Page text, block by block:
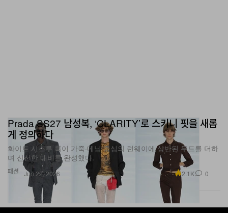
패션
게 정의하다
화이트 시스루 룩이 가죽·데님 중심의 런웨이에 상반된 무드를 더하
며 신선한 대비를 완성했다.
Jun 22, 2026 2.1K